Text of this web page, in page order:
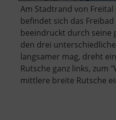
Am Stadtrand von
befindet sich das Freibad
beeindruckt durch seine
den drei
langsamer mag, dreht
Rutsche ganz links, zum
mittlere breite Rutsche